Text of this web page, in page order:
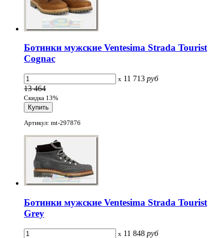
Ботинки мужские Ventesima Strada Tourist
Cognac
x 11 713 руб
13 464
Скидка 13%
Артикул: mt-297876
Ботинки мужские Ventesima Strada Tourist
Grey
x 11 848 руб